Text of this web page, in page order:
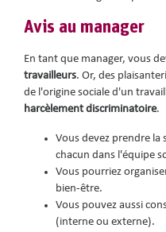
Avis au manager
En tant que manager, vous
travailleurs. Or, des
de l'origine sociale d'un
harcèlement discriminatoire.
Vous devez prendre la
chacun dans l'équipe
Vous pourriez
bien-être.
Vous pouvez aussi
(interne ou externe).